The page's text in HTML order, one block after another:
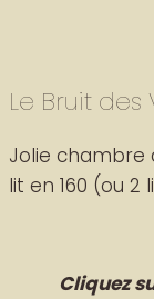
Le Bruit des
Jolie chambre
lit en 160 (ou 2
Cliquez